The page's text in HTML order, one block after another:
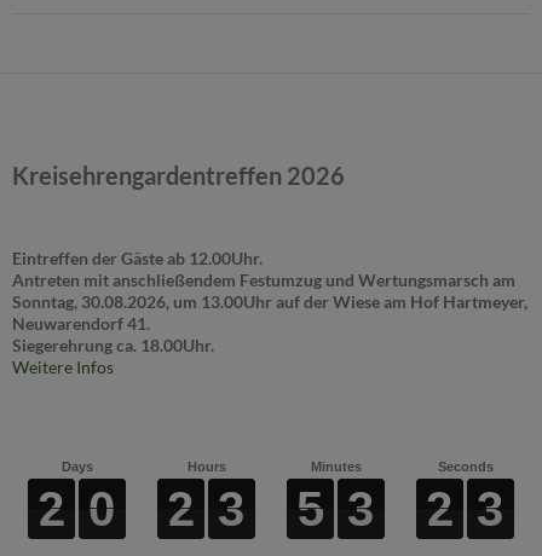
Kreisehrengardentreffen 2026
Eintreffen der Gäste ab 12.00Uhr.
Antreten mit anschließendem Festumzug und Wertungsmarsch am
Sonntag, 30.08.2026, um 13.00Uhr auf der Wiese am Hof Hartmeyer,
Neuwarendorf 41.
Siegerehrung ca. 18.00Uhr.
Weitere Infos
Days
2
2
2
2 0
0
0
0
Hours
2
2
2
2 3
3
3
3
Minutes
5
5
5
5 3
3
3
3
Seconds
2
2
2
2 2
2
2
2